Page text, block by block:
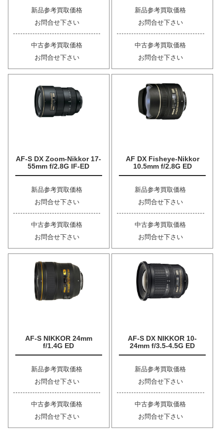
新品参考買取価格
お問合せ下さい
中古参考買取価格
お問合せ下さい
新品参考買取価格
お問合せ下さい
中古参考買取価格
お問合せ下さい
AF-S DX Zoom-Nikkor 17-
55mm f/2.8G IF-ED
新品参考買取価格
お問合せ下さい
中古参考買取価格
お問合せ下さい
AF DX Fisheye-Nikkor
10.5mm f/2.8G ED
新品参考買取価格
お問合せ下さい
中古参考買取価格
お問合せ下さい
AF-S NIKKOR 24mm
f/1.4G ED
新品参考買取価格
お問合せ下さい
中古参考買取価格
お問合せ下さい
AF-S DX NIKKOR 10-
24mm f/3.5-4.5G ED
新品参考買取価格
お問合せ下さい
中古参考買取価格
お問合せ下さい